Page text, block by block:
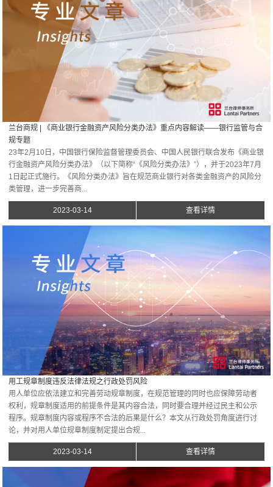
兰台商规 | 《商业银行金融资产风险分类办法》重点内容解读——银行监管与合
规专题
23年2月10日，中国银行保险监督管理委员会、中国人民银行联合发布《商业银
行金融资产风险分类办法》（以下简称“《风险分类办法》”），并于2023年7月
1日起正式施行。《风险分类办法》旨在规范商业银行对各类金融资产的风险分
类管理，进一步完善商...
2023-03-14 查看详情
用工规章制度违反法律法规之行政处罚风险
用人单位应依法建立和完善劳动规章制度，在规范管理的同时也应保障劳动者
权利，规章制度适用的前提条件是其内容合法，同时要合理并经过民主和公示
程序。规章制度内容或程序不合法的后果是什么？本文从行政处罚角度进行讨
论，并对用人单位规章制度制定提出合规...
2023-03-14 查看详情